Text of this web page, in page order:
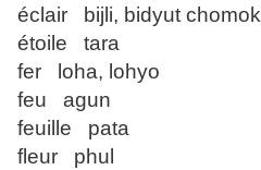
éclair bijli, bidyut chomok
étoile tara
fer loha, lohyo
feu agun
feuille pata
fleur phul